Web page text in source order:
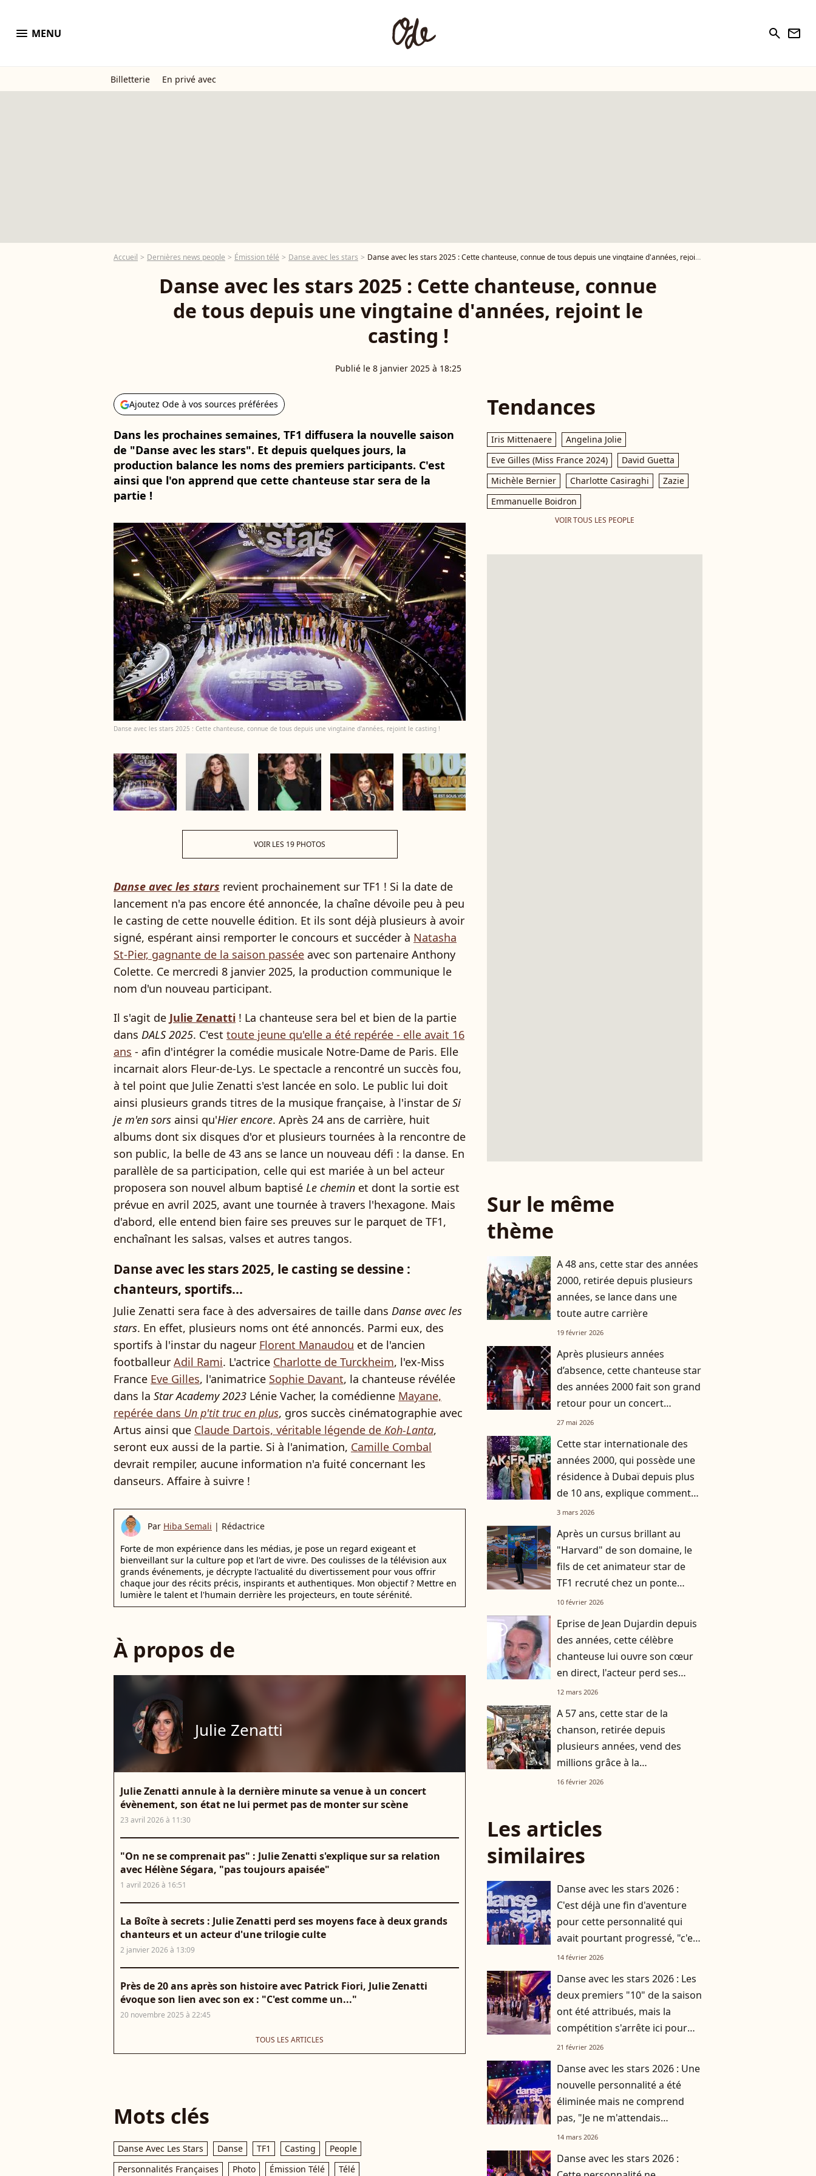
menu MENU search newsletter
Billetterie En privé avec
Accueil Dernières news people Émission télé Danse avec les stars Danse avec les stars 2025 : Cette chanteuse, connue de tous depuis une vingtaine d'années, rejoint le casting !
Danse avec les stars 2025 : Cette chanteuse, connue
de tous depuis une vingtaine d'années, rejoint le
casting !
Publié le 8 janvier 2025 à 18:25
Ajoutez Ode à vos sources préférées
Dans les prochaines semaines, TF1 diffusera la nouvelle saison
de "Danse avec les stars". Et depuis quelques jours, la
production balance les noms des premiers participants. C'est
ainsi que l'on apprend que cette chanteuse star sera de la
partie !
Danse avec les stars 2025 : Cette chanteuse, connue de tous depuis une vingtaine d'années, rejoint le casting !
VOIR LES 19 PHOTOS
Danse avec les stars revient prochainement sur TF1 ! Si la date de
lancement n'a pas encore été annoncée, la chaîne dévoile peu à peu
le casting de cette nouvelle édition. Et ils sont déjà plusieurs à avoir
signé, espérant ainsi remporter le concours et succéder à Natasha
St-Pier, gagnante de la saison passée avec son partenaire Anthony
Colette. Ce mercredi 8 janvier 2025, la production communique le
nom d'un nouveau participant.
Il s'agit de Julie Zenatti ! La chanteuse sera bel et bien de la partie
dans DALS 2025. C'est toute jeune qu'elle a été repérée - elle avait 16
ans - afin d'intégrer la comédie musicale Notre-Dame de Paris. Elle
incarnait alors Fleur-de-Lys. Le spectacle a rencontré un succès fou,
à tel point que Julie Zenatti s'est lancée en solo. Le public lui doit
ainsi plusieurs grands titres de la musique française, à l'instar de Si
je m'en sors ainsi qu'Hier encore. Après 24 ans de carrière, huit
albums dont six disques d'or et plusieurs tournées à la rencontre de
son public, la belle de 43 ans se lance un nouveau défi : la danse. En
parallèle de sa participation, celle qui est mariée à un bel acteur
proposera son nouvel album baptisé Le chemin et dont la sortie est
prévue en avril 2025, avant une tournée à travers l'hexagone. Mais
d'abord, elle entend bien faire ses preuves sur le parquet de TF1,
enchaînant les salsas, valses et autres tangos.
Danse avec les stars 2025, le casting se dessine :
chanteurs, sportifs...
Julie Zenatti sera face à des adversaires de taille dans Danse avec les
stars. En effet, plusieurs noms ont été annoncés. Parmi eux, des
sportifs à l'instar du nageur Florent Manaudou et de l'ancien
footballeur Adil Rami. L'actrice Charlotte de Turckheim, l'ex-Miss
France Eve Gilles, l'animatrice Sophie Davant, la chanteuse révélée
dans la Star Academy 2023 Lénie Vacher, la comédienne Mayane,
repérée dans Un p'tit truc en plus, gros succès cinématographie avec
Artus ainsi que Claude Dartois, véritable légende de Koh-Lanta,
seront eux aussi de la partie. Si à l'animation, Camille Combal
devrait rempiler, aucune information n'a fuité concernant les
danseurs. Affaire à suivre !
Par Hiba Semali | Rédactrice
Forte de mon expérience dans les médias, je pose un regard exigeant et
bienveillant sur la culture pop et l'art de vivre. Des coulisses de la télévision aux
grands événements, je décrypte l'actualité du divertissement pour vous offrir
chaque jour des récits précis, inspirants et authentiques. Mon objectif ? Mettre en
lumière le talent et l'humain derrière les projecteurs, en toute sérénité.
À propos de
Julie Zenatti
Julie Zenatti annule à la dernière minute sa venue à un concert
évènement, son état ne lui permet pas de monter sur scène
23 avril 2026 à 11:30
"On ne se comprenait pas" : Julie Zenatti s'explique sur sa relation
avec Hélène Ségara, "pas toujours apaisée"
1 avril 2026 à 16:51
La Boîte à secrets : Julie Zenatti perd ses moyens face à deux grands
chanteurs et un acteur d'une trilogie culte
2 janvier 2026 à 13:09
Près de 20 ans après son histoire avec Patrick Fiori, Julie Zenatti
évoque son lien avec son ex : "C'est comme un..."
20 novembre 2025 à 22:45
TOUS LES ARTICLES
Mots clés
Danse Avec Les Stars Danse TF1 Casting
People
Personnalités Françaises
Photo Émission Télé Télé
Tendances
Iris Mittenaere
Angelina Jolie
Eve Gilles (Miss France 2024)
David Guetta
Michèle Bernier
Charlotte Casiraghi
Zazie
Emmanuelle Boidron
VOIR TOUS LES PEOPLE
Sur le même
thème
A 48 ans, cette star des années
2000, retirée depuis plusieurs
années, se lance dans une
toute autre carrière
19 février 2026
Après plusieurs années
d’absence, cette chanteuse star
des années 2000 fait son grand
retour pour un concert
exceptionnel
27 mai 2026
Cette star internationale des
années 2000, qui possède une
résidence à Dubaï depuis plus
de 10 ans, explique comment
elle vit en ce moment
3 mars 2026
Après un cursus brillant au
"Harvard" de son domaine, le
fils de cet animateur star de
TF1 recruté chez un ponte
connu de tous
10 février 2026
player2
Eprise de Jean Dujardin depuis
des années, cette célèbre
chanteuse lui ouvre son cœur
en direct, l'acteur perd ses
moyens
12 mars 2026
A 57 ans, cette star de la
chanson, retirée depuis
plusieurs années, vend des
millions grâce à la
commercialisation de sa
16 février 2026
Les articles
similaires
Danse avec les stars 2026 :
C'est déjà une fin d'aventure
pour cette personnalité qui
avait pourtant progressé, "c'est
presque dommage"
14 février 2026
Danse avec les stars 2026 : Les
deux premiers "10" de la saison
ont été attribués, mais la
compétition s'arrête ici pour
cette personnalité
21 février 2026
Danse avec les stars 2026 : Une
nouvelle personnalité a été
éliminée mais ne comprend
pas, "Je ne m'attendais
tellement pas à partir..."
14 mars 2026
Danse avec les stars 2026 :